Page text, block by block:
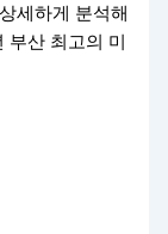
세하게 분석해
부산 최고의 미